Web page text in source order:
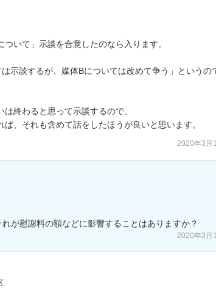
ついて」示談を合意したのなら入ります。
示談するが、媒体Bについては改めて争う」というの
終わると思って示談するので、
、それも含めて話をしたほうが良いと思います。
2020年3月
が慰謝料の額などに影響することはありますか？
2020年3月